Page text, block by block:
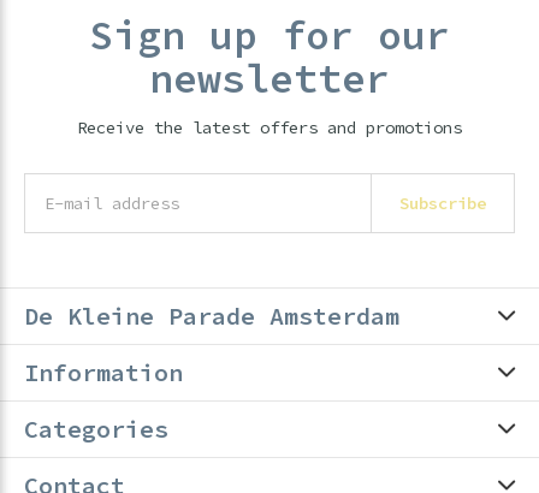
Sign up for our
newsletter
Receive the latest offers and promotions
Subscribe
De Kleine Parade Amsterdam
Information
Categories
Contact